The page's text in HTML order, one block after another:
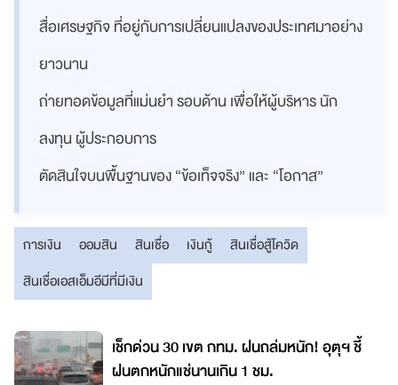
สื่อเศรษฐกิจ ที่อยู่กับการเปลี่ยนแปลงของประเทศมาอย่าง
ยาวนาน
ถ่ายทอดข้อมูลที่แม่นยำ รอบด้าน เพื่อให้ผู้บริหาร นัก
ลงทุน ผู้ประกอบการ
ตัดสินใจบนพื้นฐานของ “ข้อเท็จจริง” และ “โอกาส”
การเงิน ออมสิน สินเชื่อ เงินกู้
สินเชื่อสู้โควิด
สินเชื่อเอสเอ็มอีมีที่มีเงิน
เช็กด่วน 30 เขต กทม. ฝนถล่มหนัก! อุตุฯ ชี้
ฝนตกหนักแช่นานเกิน 1 ชม.